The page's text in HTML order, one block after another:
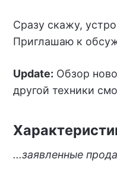
Сразу скажу,
Приглашаю к
Update: Обзор
другой техники
...заявленные